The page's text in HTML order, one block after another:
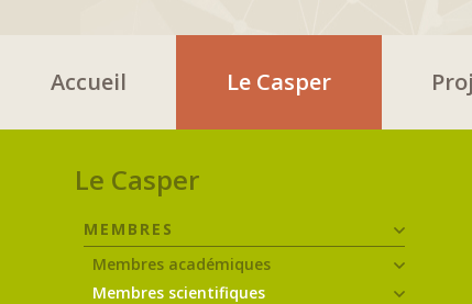
Accueil Le Casper
Le Casper
MEMBRES
Membres académiques
Membres scientifiques